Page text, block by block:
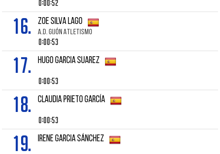
0:00:52
16. ZOE SILVA LAGO
A.D. GIJÓN ATLETISMO
0:00:53
17. HUGO GARCIA SUAREZ
0:00:53
18. CLAUDIA PRIETO GARCÍA
0:00:53
19. IRENE GARCIA SÁNCHEZ